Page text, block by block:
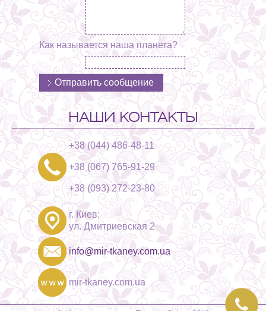
Как называется наша планета?
НАШИ КОНТАКТЫ
+38 (044) 486-48-11
+38 (067) 765-91-29
+38 (093) 272-23-80
г. Киев:
ул. Дмитриевская 2
info@mir-tkaney.com.ua
mir-tkaney.com.ua